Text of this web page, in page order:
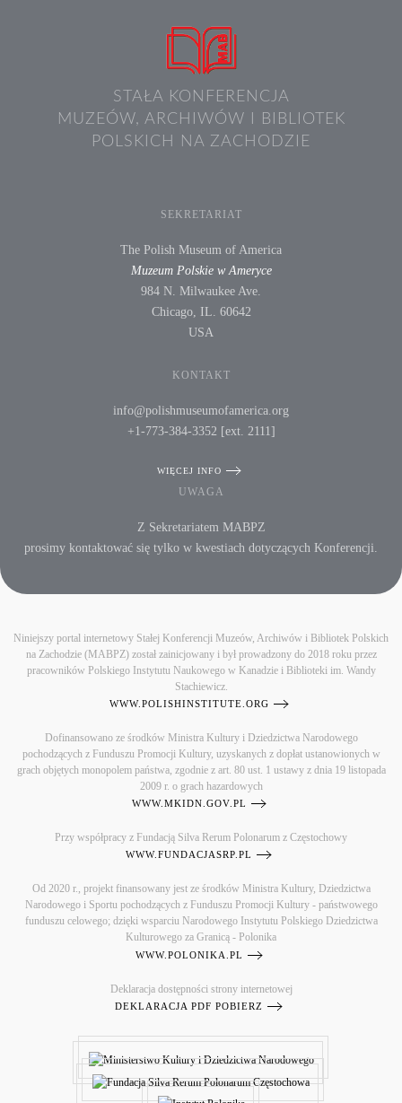
STAŁA KONFERENCJA
MUZEÓW, ARCHIWÓW I BIBLIOTEK
POLSKICH NA ZACHODZIE
SEKRETARIAT
The Polish Museum of America
Muzeum Polskie w Ameryce
984 N. Milwaukee Ave.
Chicago, IL. 60642
USA
KONTAKT
info@polishmuseumofamerica.org
+1-773-384-3352 [ext. 2111]
WIĘCEJ INFO
UWAGA
Z Sekretariatem MABPZ
prosimy kontaktować się tylko w kwestiach dotyczących Konferencji.
Niniejszy portal internetowy Stałej Konferencji Muzeów, Archiwów i Bibliotek Polskich
na Zachodzie (MABPZ) został zainicjowany i był prowadzony do 2018 roku przez
pracowników Polskiego Instytutu Naukowego w Kanadzie i Biblioteki im. Wandy
Stachiewicz.
WWW.POLISHINSTITUTE.ORG
Dofinansowano ze środków Ministra Kultury i Dziedzictwa Narodowego
pochodzących z Funduszu Promocji Kultury, uzyskanych z dopłat ustanowionych w
grach objętych monopolem państwa, zgodnie z art. 80 ust. 1 ustawy z dnia 19 listopada
2009 r. o grach hazardowych
WWW.MKIDN.GOV.PL
Przy współpracy z Fundacją Silva Rerum Polonarum z Częstochowy
WWW.FUNDACJASRP.PL
Od 2020 r., projekt finansowany jest ze środków Ministra Kultury, Dziedzictwa
Narodowego i Sportu pochodzących z Funduszu Promocji Kultury - państwowego
funduszu celowego; dzięki wsparciu Narodowego Instytutu Polskiego Dziedzictwa
Kulturowego za Granicą - Polonika
WWW.POLONIKA.PL
Deklaracja dostępności strony internetowej
DEKLARACJA PDF POBIERZ